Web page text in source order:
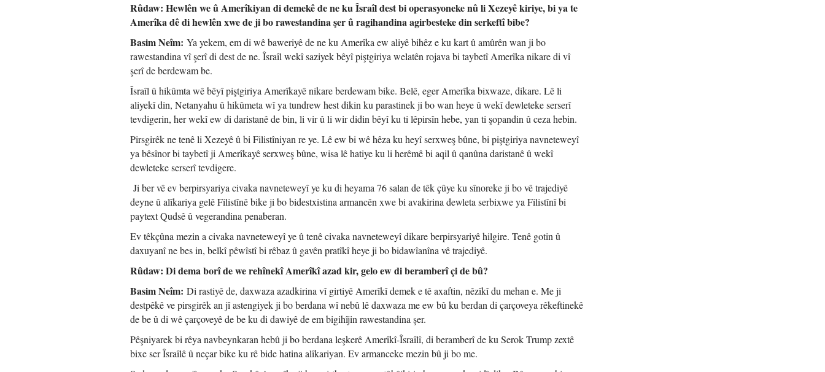
Rûdaw: Hewlên we û Amerîkiyan di demekê de ne ku Îsraîl dest bi operasyoneke nû li Xezeyê kiriye, bi ya te
Amerîka dê di hewlên xwe de ji bo rawestandina şer û ragihandina agirbesteke din serkeftî bibe?
Basim Neîm: Ya yekem, em di wê baweriyê de ne ku Amerîka ew aliyê bihêz e ku kart û amûrên wan ji bo
rawestandina vî şerî di dest de ne. Îsraîl wekî saziyek bêyî piştgiriya welatên rojava bi taybetî Amerîka nikare di vî
şerî de berdewam be.
Îsraîl û hikûmta wê bêyî piştgiriya Amerîkayê nikare berdewam bike. Belê, eger Amerîka bixwaze, dikare. Lê li
aliyekî din, Netanyahu û hikûmeta wî ya tundrew hest dikin ku parastinek ji bo wan heye û wekî dewleteke serserî
tevdigerin, her wekî ew di daristanê de bin, li vir û li wir didin bêyî ku ti lêpirsîn hebe, yan ti şopandin û ceza hebin.
Pirsgirêk ne tenê li Xezeyê û bi Filistîniyan re ye. Lê ew bi wê hêza ku heyî serxweş bûne, bi piştgiriya navneteweyî
ya bêsînor bi taybetî ji Amerîkayê serxweş bûne, wisa lê hatiye ku li herêmê bi aqil û qanûna daristanê û wekî
dewleteke serserî tevdigere.
Ji ber vê ev berpirsyariya civaka navneteweyî ye ku di heyama 76 salan de têk çûye ku sînoreke ji bo vê trajediyê
deyne û alîkariya gelê Filistînê bike ji bo bidestxistina armancên xwe bi avakirina dewleta serbixwe ya Filistînî bi
paytext Qudsê û vegerandina penaberan.
Ev têkçûna mezin a civaka navneteweyî ye û tenê civaka navneteweyî dikare berpirsyariyê hilgire. Tenê gotin û
daxuyanî ne bes in, belkî pêwîstî bi rêbaz û gavên pratîkî heye ji bo bidawîanîna vê trajediyê.
Rûdaw: Di dema borî de we rehînekî Amerîkî azad kir, gelo ew di beramberî çi de bû?
Basim Neîm: Di rastiyê de, daxwaza azadkirina vî girtiyê Amerîkî demek e tê axaftin, nêzîkî du mehan e. Me ji
destpêkê ve pirsgirêk an jî astengiyek ji bo berdana wî nebû lê daxwaza me ew bû ku berdan di çarçoveya rêkeftinekê
de be û di wê çarçoveyê de be ku di dawiyê de em bigihîjin rawestandina şer.
Pêşniyarek bi rêya navbeynkaran hebû ji bo berdana leşkerê Amerîkî-Îsraîlî, di beramberî de ku Serok Trump zextê
bixe ser Îsraîlê û neçar bike ku rê bide hatina alîkariyan. Ev armanceke mezin bû ji bo me.